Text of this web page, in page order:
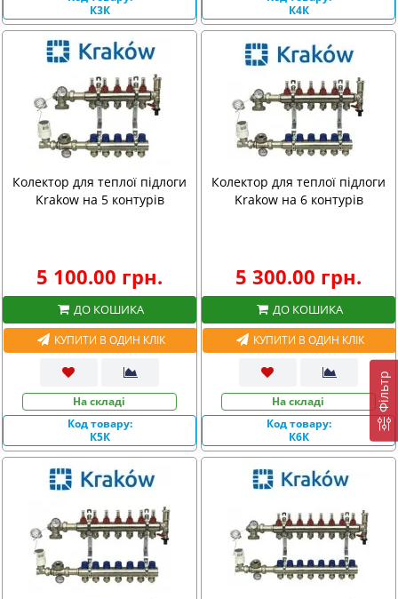
Фiльтр
К3К
К4К
Колектор для теплої підлоги
Krakow на 5 контурів
5 100.00 грн.
ДО КОШИКА
КУПИТИ В ОДИН КЛІК
На складі
Код товару:
К5К
Колектор для теплої підлоги
Krakow на 6 контурів
5 300.00 грн.
ДО КОШИКА
КУПИТИ В ОДИН КЛІК
На складі
Код товару:
К6К